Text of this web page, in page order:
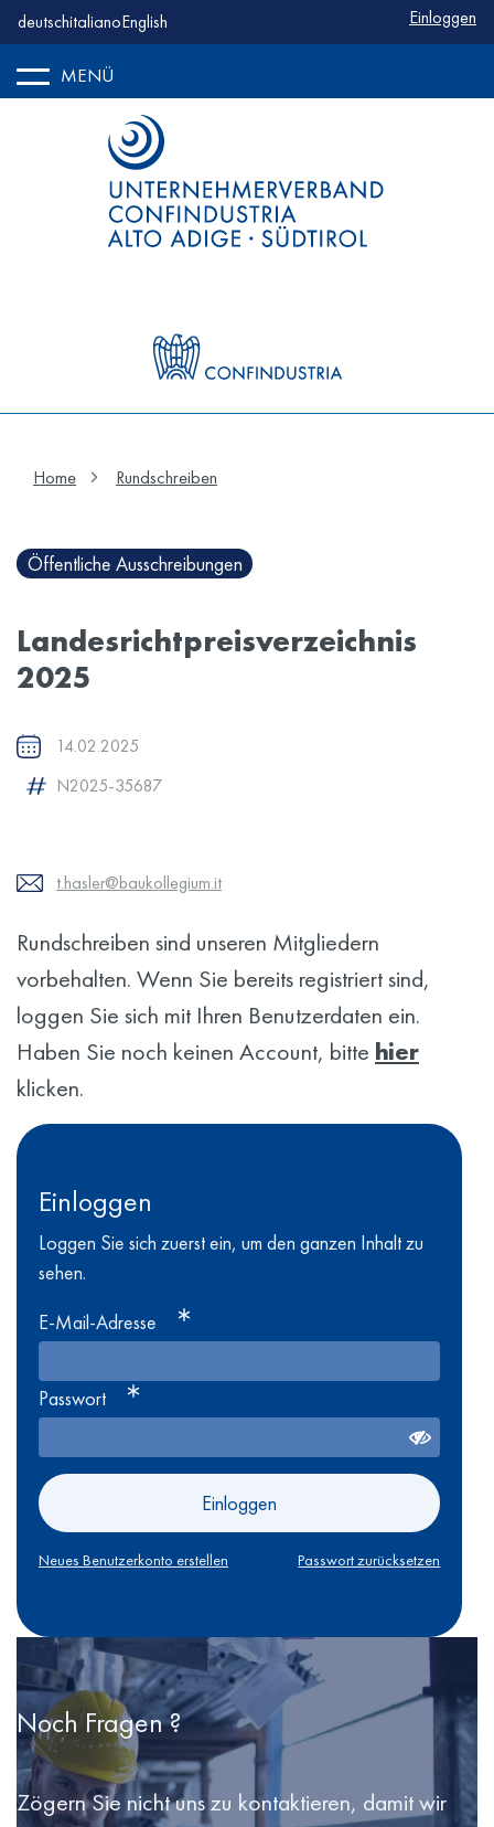
deutschitalianoEnglish Einloggen
MENÜ
Home Rundschreiben
Öffentliche Ausschreibungen
Landesrichtpreisverzeichnis
2025
14.02.2025
N2025-35687
t.hasler@baukollegium.it
Rundschreiben sind unseren Mitgliedern
vorbehalten. Wenn Sie bereits registriert sind,
loggen Sie sich mit Ihren Benutzerdaten ein.
Haben Sie noch keinen Account, bitte hier
klicken.
Einloggen
Loggen Sie sich zuerst ein, um den ganzen Inhalt zu
sehen.
E-Mail-Adresse
Passwort
Einloggen
Neues Benutzerkonto erstellen Passwort zurücksetzen
Noch Fragen ?
Zögern Sie nicht uns zu kontaktieren, damit wir